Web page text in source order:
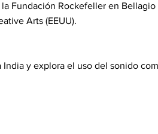
Fundación Rockefeller en Bellagio
Arts (EEUU).
y explora el uso del sonido